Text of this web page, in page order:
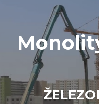
REFERENCE
SPECIALIZACE
AUTODOPRAVA
REALIZACE
KONTAKT